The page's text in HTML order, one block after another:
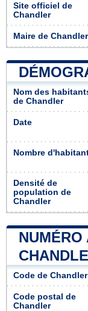
Site officiel de
Chandler
Maire de Chandler
Nom des
de Chandler
Date
Nombre
Densité de
population de
Chandler
NUMÉRO
Code de Chandler
Code postal de
Chandler